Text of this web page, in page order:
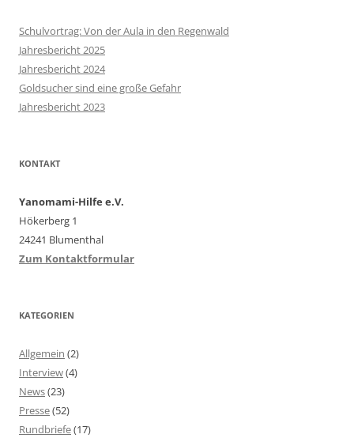
Schulvortrag: Von der Aula in den Regenwald
Jahresbericht 2025
Jahresbericht 2024
Goldsucher sind eine große Gefahr
Jahresbericht 2023
KONTAKT
Yanomami-Hilfe e.V.
Hökerberg 1
24241 Blumenthal
Zum Kontaktformular
KATEGORIEN
Allgemein (2)
Interview(4)
News(23)
Presse(52)
Rundbriefe(17)